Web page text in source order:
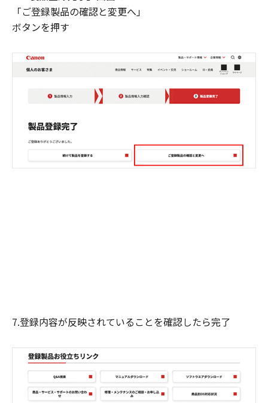
「ご登録製品の確認と変更へ」
ボタンを押す
7.登録内容が反映されていることを確認したら完了